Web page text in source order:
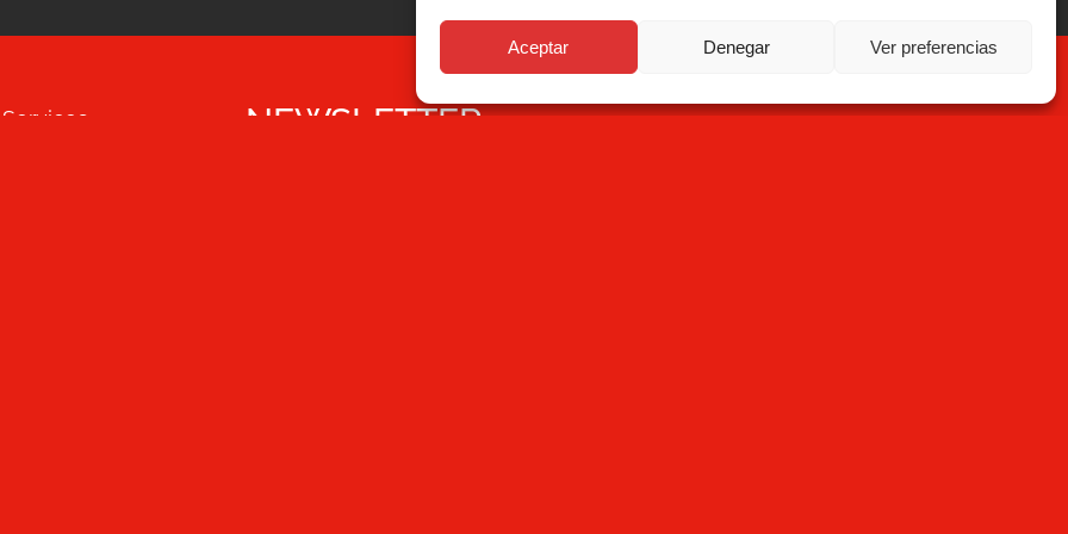
Aceptar Denegar Ver preferencias
Services NEWSLETTER